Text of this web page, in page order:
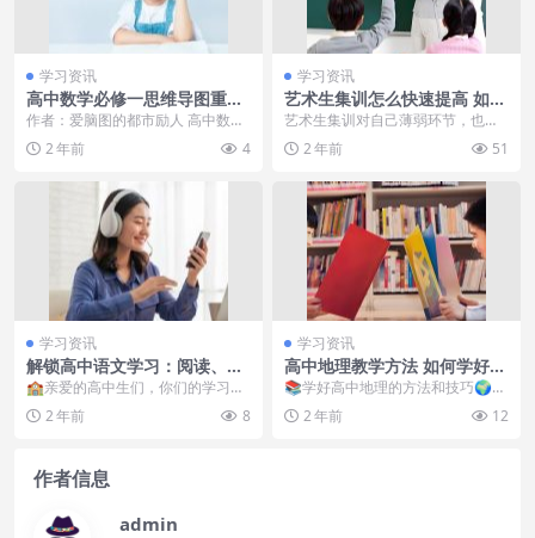
学习资讯
高中数学必修一思维导图重点
整理！高清专业数学脑图分
仇，9岁长征，舅舅是元帅，
作者：爱脑图的都市励人 高中数学
必修一书本重点有哪些？高中数学
必修一思维导图怎么...
2 年前 4
学习资讯
艺术生集训怎么快速提高 如何
提高专业课成绩
艺术生集训对自己薄弱环节，也要
根据集训时教师的安排加以强化，
以做到强的专业更强、...
2 年前 51
学习资讯
解锁高中语文学习：阅读、写
作与网络资源的完美结合
🏫亲爱的高中生们，你们的学习生
活中是不是总会遇到一些困惑呢？
尤其是在面对繁重的学...
2 年前 8
学习资讯
高中地理教学方法 如何学好高
中地理的方法和技巧
📚学好高中地理的方法和技巧🌍
🌱作为一名高中生，学好地理是我
们必须要掌握的一门课...
2 年前 12
作者信息
admin